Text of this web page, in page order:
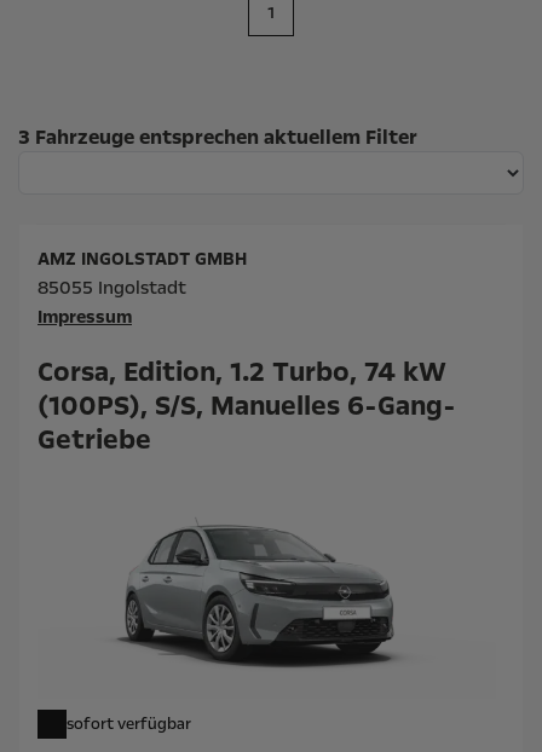
1
Suchergebnisse
3 Fahrzeuge entsprechen aktuellem Filter
Corsa, Edition, 1.2 Turbo, 74 kW
(100PS), S/S, Manuelles 6-Gang-
Getriebe
sofort verfügbar
AMZ INGOLSTADT GMBH
85055 Ingolstadt
Impressum